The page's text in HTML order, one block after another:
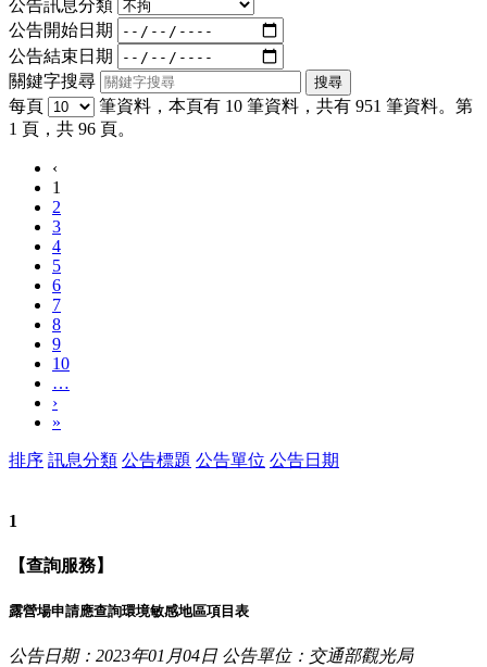
公告訊息分類
公告開始日期
公告結束日期
關鍵字搜尋
每頁
筆資料，本頁有 10 筆資料，共有 951 筆資料。第
1 頁，共 96 頁。
‹
1
2
3
4
5
6
7
8
9
10
…
›
»
排序 訊息分類 公告標題 公告單位 公告日期
1
【查詢服務】
露營場申請應查詢環境敏感地區項目表
公告日期：2023年01月04日 公告單位：交通部觀光局